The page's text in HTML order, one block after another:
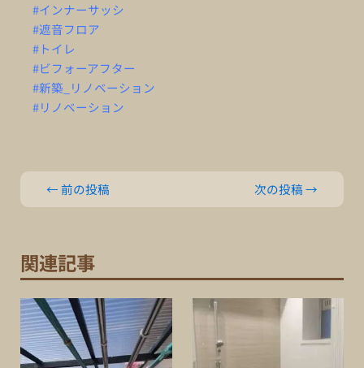
#インナーサッシ
#遮音フロア
#トイレ
#ビフォーアフター
#新築_リノベーション
#リノベーション
←前の投稿 次の投稿→
関連記事